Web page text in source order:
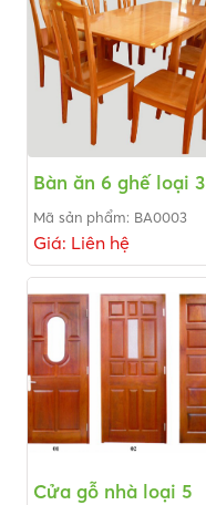
Bàn ăn 6 ghế loại 3
Mã sản phẩm: BA0003
Giá: Liên hệ
Cửa gỗ nhà loại 5